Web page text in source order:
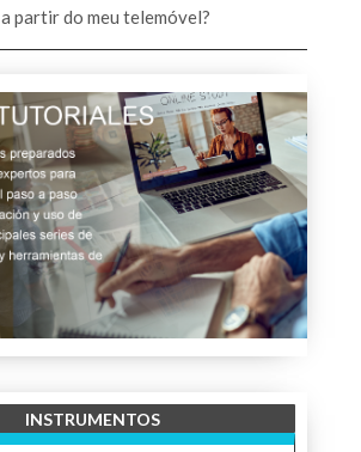
a partir do meu telemóvel?
INSTRUMENTOS